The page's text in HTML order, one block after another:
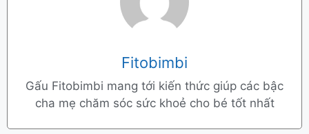
Fitobimbi
Gấu Fitobimbi mang tới kiến thức giúp các bậc
cha mẹ chăm sóc sức khoẻ cho bé tốt nhất